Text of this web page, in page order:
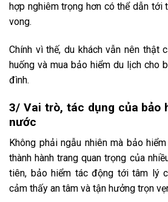
hợp nghiêm trọng hơn có thể dẫn tới
vong.
Chính vì thế, du khách vẫn nên thật
huống và mua bảo hiểm du lịch cho
đình.
3/ Vai trò, tác dụng của bảo
nước
Không phải ngẫu nhiên mà bảo
thành hành trang quan trọng của
tiên, bảo hiểm tác động tới tâm lý
cảm thấy an tâm và tận hưởng trọn